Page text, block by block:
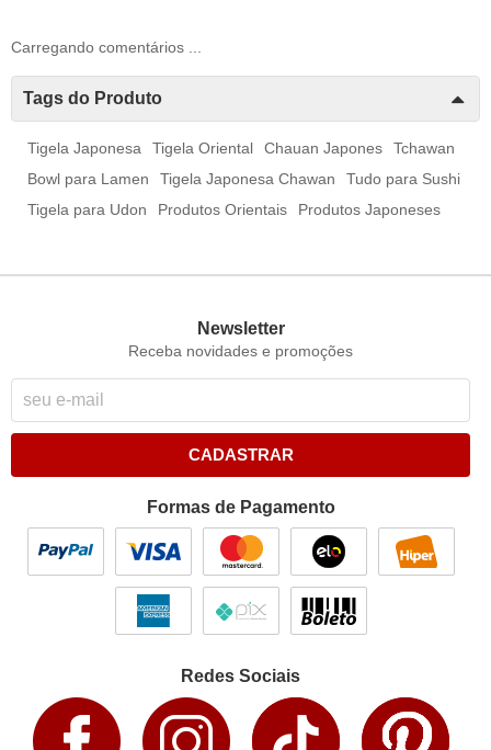
Carregando comentários ...
Tags do Produto
Tigela Japonesa Tigela Oriental Chauan Japones
Tchawan
Bowl para Lamen
Tigela Japonesa Chawan
Tudo para Sushi
Tigela para Udon
Produtos Orientais Produtos Japoneses
Newsletter
Receba novidades e promoções
CADASTRAR
Formas de Pagamento
Redes Sociais